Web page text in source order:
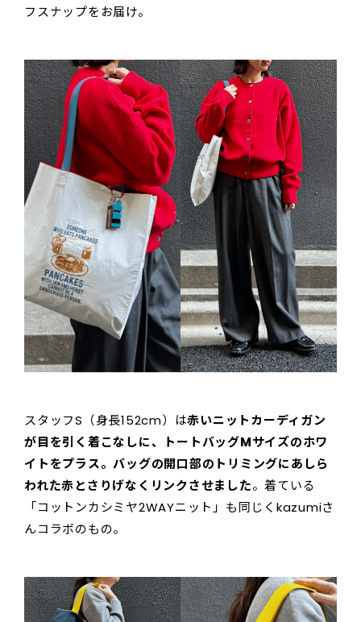
フスナップをお届け。
スタッフS（身長152cm）は赤いニットカーディガン
が目を引く着こなしに、トートバッグMサイズのホワ
イトをプラス。バッグの開口部のトリミングにあしら
われた赤とさりげなくリンクさせました。着ている
「コットンカシミヤ2WAYニット」も同じくkazumiさ
んコラボのもの。